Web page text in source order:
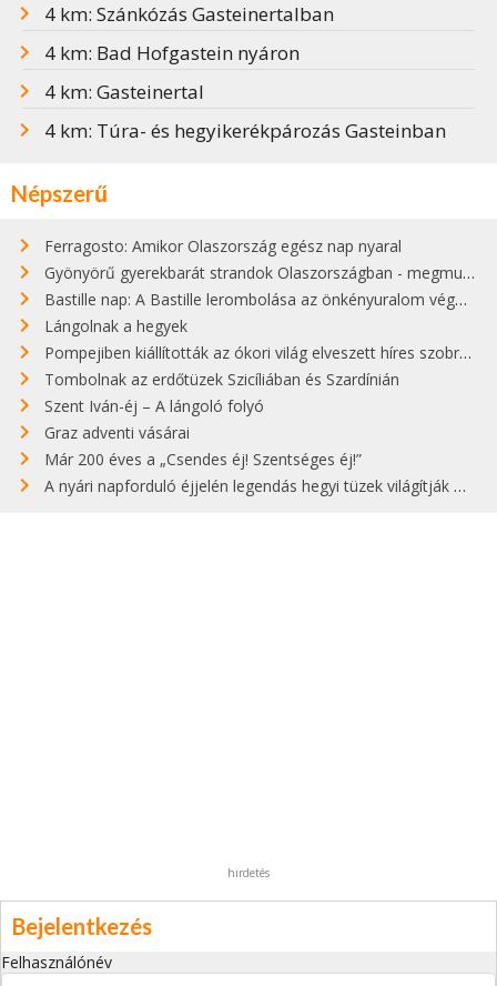
4 km: Szánkózás Gasteinertalban
4 km: Bad Hofgastein nyáron
4 km: Gasteinertal
4 km: Túra- és hegyikerékpározás Gasteinban
Népszerű
Ferragosto: Amikor Olaszország egész nap nyaral
Gyönyörű gyerekbarát strandok Olaszországban - megmutatjuk a 15 legjobbat
Bastille nap: A Bastille lerombolása az önkényuralom végét jelentette
Lángolnak a hegyek
Pompejiben kiállították az ókori világ elveszett híres szobrának másolatát
Tombolnak az erdőtüzek Szicíliában és Szardínián
Szent Iván-éj – A lángoló folyó
Graz adventi vásárai
Már 200 éves a „Csendes éj! Szentséges éj!”
A nyári napforduló éjjelén legendás hegyi tüzek világítják meg Zugspitzét
hirdetés
Bejelentkezés
Felhasználónév